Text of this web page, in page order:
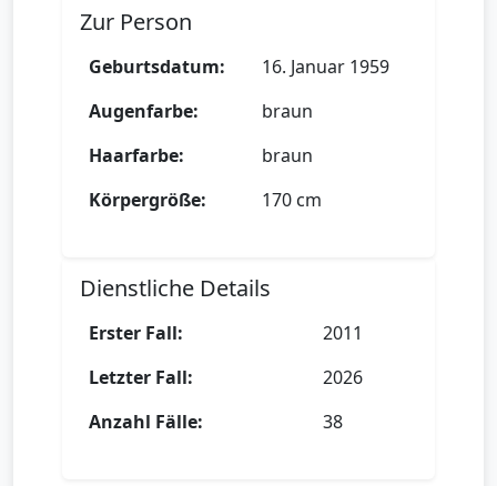
Zur Person
Geburtsdatum:
16. Januar 1959
Augenfarbe:
braun
Haarfarbe:
braun
Körpergröße:
170 cm
Dienstliche Details
Erster Fall:
2011
Letzter Fall:
2026
Anzahl Fälle:
38